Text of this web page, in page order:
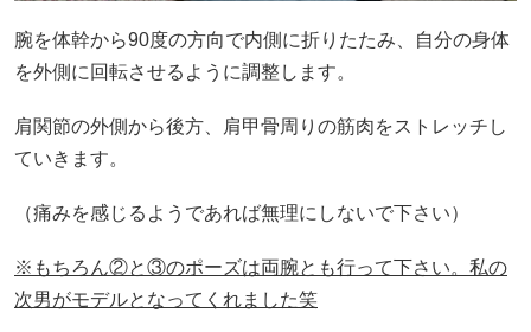
腕を体幹から90度の方向で内側に折りたたみ、自分の身体
を外側に回転させるように調整します。
肩関節の外側から後方、肩甲骨周りの筋肉をストレッチし
ていきます。
（痛みを感じるようであれば無理にしないで下さい）
※もちろん②と③のポーズは両腕とも行って下さい。私の
次男がモデルとなってくれました笑